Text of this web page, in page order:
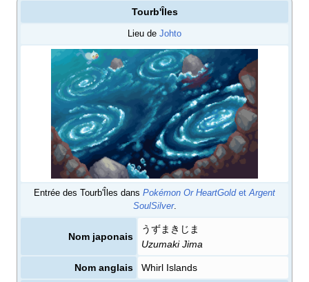
Tourb'Îles
Lieu de Johto
Entrée des Tourb'Îles dans Pokémon Or HeartGoldetArgent
SoulSilver.
Nom japonais
うずまきじま
Uzumaki Jima
Nom anglais Whirl Islands